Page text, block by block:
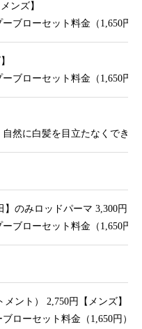
ンズ】
ブローセット料金（1,650円
ブローセット料金（1,650円
然に白髪を目立たなくでき
】のみロッドパーマ 3,300円～
ブローセット料金（1,650
ント） 2,750円【メンズ】
ローセット料金（1,650円）